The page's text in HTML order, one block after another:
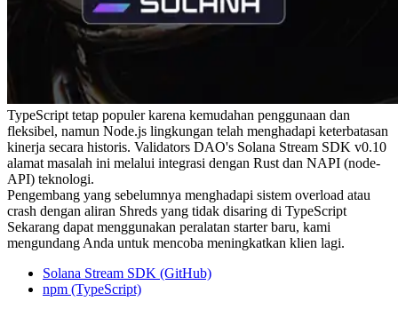
TypeScript tetap populer karena kemudahan penggunaan dan
fleksibel, namun Node.js lingkungan telah menghadapi keterbatasan
kinerja secara historis. Validators DAO's Solana Stream SDK v0.10
alamat masalah ini melalui integrasi dengan Rust dan NAPI (node-
API) teknologi.
Pengembang yang sebelumnya menghadapi sistem overload atau
crash dengan aliran Shreds yang tidak disaring di TypeScript
Sekarang dapat menggunakan peralatan starter baru, kami
mengundang Anda untuk mencoba meningkatkan klien lagi.
Solana Stream SDK (GitHub)
npm (TypeScript)